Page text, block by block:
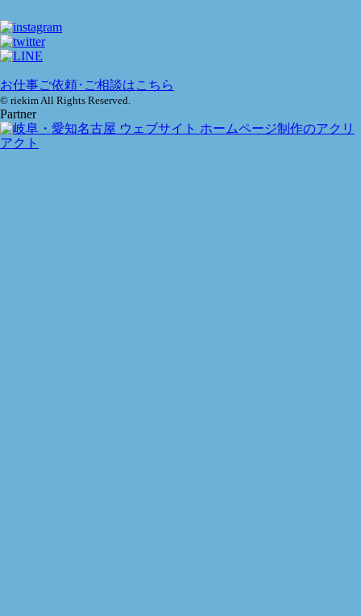
お仕事ご依頼･ご相談はこちら
© riekim All Rights Reserved.
Partner